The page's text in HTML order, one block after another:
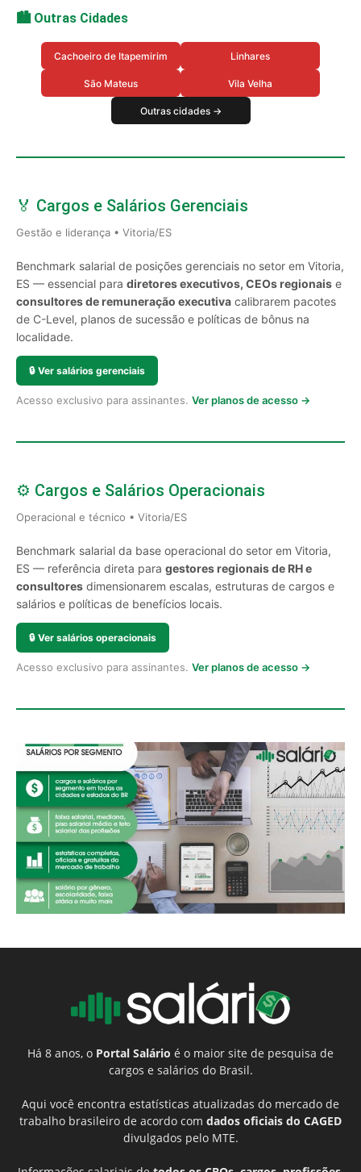
🏙️ Outras Cidades
Cachoeiro de Itapemirim Linhares
São Mateus Vila Velha
Outras cidades →
🏅 Cargos e Salários Gerenciais
Gestão e liderança • Vitoria/ES
Benchmark salarial de posições gerenciais no setor em Vitoria,
ES — essencial para diretores executivos, CEOs regionais e
consultores de remuneração executiva calibrarem pacotes
de C-Level, planos de sucessão e políticas de bônus na
localidade.
🔒 Ver salários gerenciais
Acesso exclusivo para assinantes. Ver planos de acesso →
⚙️ Cargos e Salários Operacionais
Operacional e técnico • Vitoria/ES
Benchmark salarial da base operacional do setor em Vitoria,
ES — referência direta para gestores regionais de RH e
consultores dimensionarem escalas, estruturas de cargos e
salários e políticas de benefícios locais.
🔒 Ver salários operacionais
Acesso exclusivo para assinantes. Ver planos de acesso →
Há 8 anos, o Portal Salário é o maior site de pesquisa de
cargos e salários do Brasil.
Aqui você encontra estatísticas atualizadas do mercado de
trabalho brasileiro de acordo com dados oficiais do CAGED
divulgados pelo MTE.